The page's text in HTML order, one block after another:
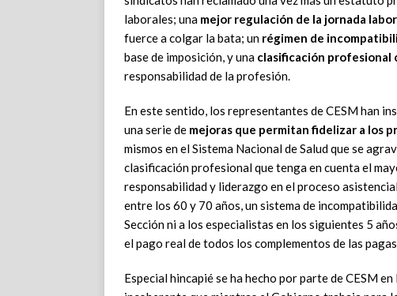
laborales; una mejor regulación de la jornada
fuerce a colgar la bata; un régimen de
base de imposición, y una clasificación profesional
responsabilidad de la profesión.
En este sentido, los representantes de CESM han
una serie de mejoras que permitan fidelizar a los
mismos en el Sistema Nacional de Salud que se
clasificación profesional que tenga en cuenta el
responsabilidad y liderazgo en el proceso
entre los 60 y 70 años, un sistema de
Sección ni a los especialistas en los siguientes 5
el pago real de todos los complementos de las
Especial hincapié se ha hecho por parte de CESM